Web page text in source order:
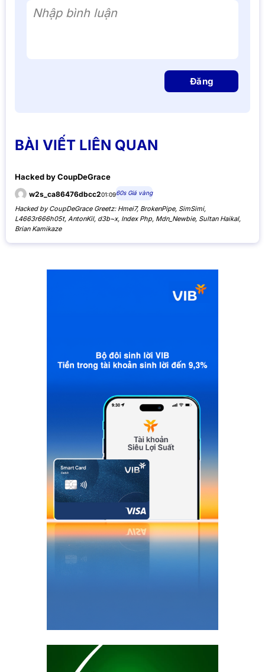
Nhập bình luận
Đăng
BÀI VIẾT LIÊN QUAN
Hacked by CoupDeGrace
w2s_ca86476dbcc201:0960s Giá vàng
Hacked by CoupDeGrace Greetz: Hmei7, BrokenPipe, SimSimi,
L4663r666h05t, AntonKil, d3b~x, Index Php, Mdn_Newbie, Sultan Haikal,
Brian Kamikaze